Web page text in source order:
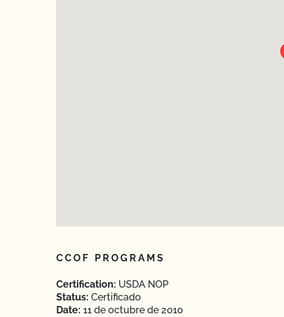
CCOF PROGRAMS
Certification: USDA NOP
Status: Certificado
Date: 11 de octubre de 2010